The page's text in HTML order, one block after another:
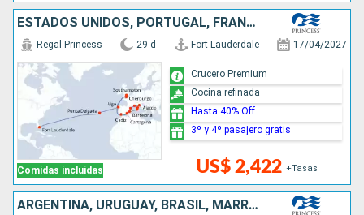
ESTADOS UNIDOS, PORTUGAL, FRANCIA, REINO UNIDO, ESPAÑA, ITALIA
Comidas incluidas
Regal Princess 29 d Fort Lauderdale 17/04/2027
US$ 2,422 +Tasas
Crucero Premium
Cocina refinada
Hasta 40% Off
3º y 4º pasajero gratis
ARGENTINA, URUGUAY, BRASIL, MARRUECOS, ESPAÑA, REINO UNIDO